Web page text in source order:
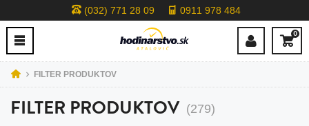
(032) 771 28 09 0911 978 484
0
FILTER PRODUKTOV
FILTER PRODUKTOV (279)